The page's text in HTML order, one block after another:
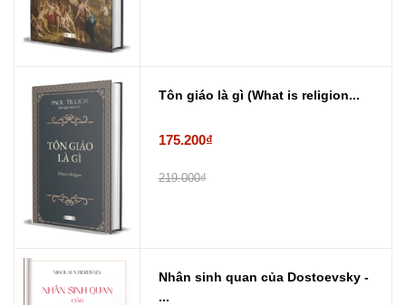
Tôn giáo là gì (What is religion...
175.200₫
219.000₫
Nhân sinh quan của Dostoevsky -
...